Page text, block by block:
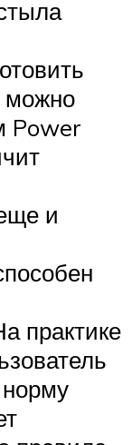
можно
Power
и
практике